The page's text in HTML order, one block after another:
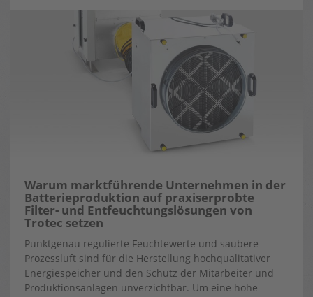
Warum marktführende Unternehmen in der
Batterieproduktion auf praxiserprobte
Filter- und Entfeuchtungslösungen von
Trotec setzen
Punktgenau regulierte Feuchtewerte und saubere
Prozessluft sind für die Herstellung hochqualitativer
Energiespeicher und den Schutz der Mitarbeiter und
Produktionsanlagen unverzichtbar. Um eine hohe